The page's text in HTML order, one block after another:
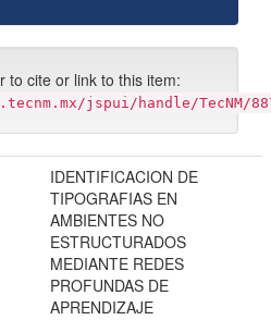
to cite or link to this item:
jspui/handle/TecNM/
IDENTIFICACION DE
TIPOGRAFIAS EN
AMBIENTES NO
ESTRUCTURADOS
MEDIANTE REDES
PROFUNDAS DE
APRENDIZAJE